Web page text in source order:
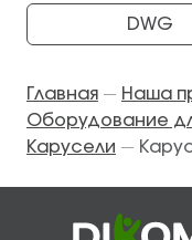
DWG
Главная — Наша
Оборудование
Карусели —